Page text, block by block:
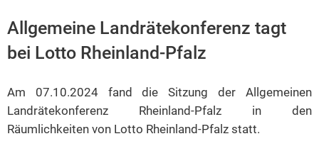
Allgemeine Landrätekonferenz tagt
bei Lotto Rheinland-Pfalz
Am 07.10.2024 fand die Sitzung der Allgemeinen
Landrätekonferenz Rheinland-Pfalz in den
Räumlichkeiten von Lotto Rheinland-Pfalz statt.